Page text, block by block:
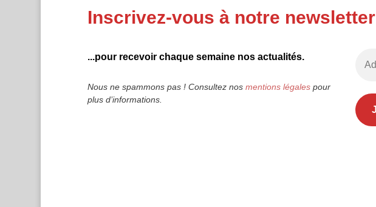
Inscrivez-vous à notre newsletter
...pour recevoir chaque semaine nos actualités.
Nous ne spammons pas ! Consultez nos mentions légalespour
plus d’informations.